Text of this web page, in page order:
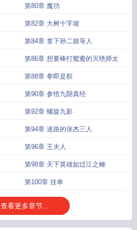
条件
第80章 魔功
第82章 大树十字坡
第84章 拿下孙二娘等人
第86章 想要棒打鸳鸯的灭绝师太
第88章 拳即是权
第90章 参悟九阴真经
第92章 螺旋九影
第94章 迷路的张杰三人
第96章 王夫人
第98章 天下英雄如过江之鲫
第100章 挂单
查看更多章节...